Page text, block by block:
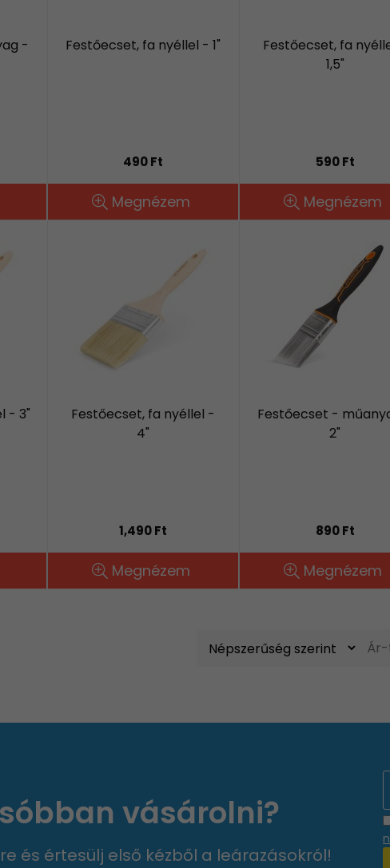
-
Festőecset, fa nyéllel - 1"
490 Ft
Megnézem
Festőecset, fa
1,5"
590 Ft
Megnézem
- 3"
Festőecset, fa nyéllel -
4"
1,490 Ft
Megnézem
Festőecset -
2"
890 Ft
Megnézem
vásárolni?
és értesülj első kézből a leárazásokról!